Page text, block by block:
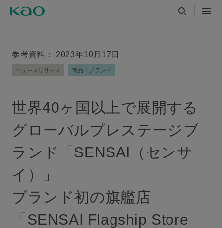
参考資料： 2023年10月17日
ニュースリリース 商品・ブランド
世界40ヶ国以上で展開する
グローバルプレステージブ
ランド「SENSAI（センサ
イ）」
ブランド初の旗艦店
「SENSAI Flagship Store